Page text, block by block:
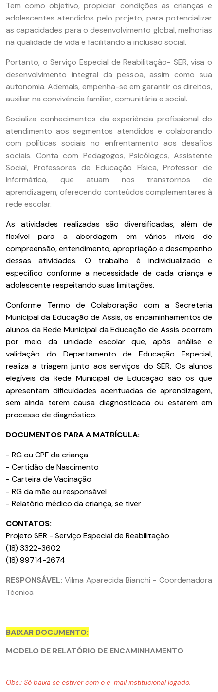
Tem como objetivo, propiciar condições as crianças e
adolescentes atendidos pelo projeto, para potencializar
as capacidades para o desenvolvimento global, melhorias
na qualidade de vida e facilitando a inclusão social.
Portanto, o Serviço Especial de Reabilitação- SER, visa o
desenvolvimento integral da pessoa, assim como sua
autonomia. Ademais, empenha-se em garantir os direitos,
auxiliar na convivência familiar, comunitária e social.
Socializa conhecimentos da experiência profissional do
atendimento aos segmentos atendidos e colaborando
com políticas sociais no enfrentamento aos desafios
sociais. Conta com Pedagogos, Psicólogos, Assistente
Social, Professores de Educação Física, Professor de
Informática, que atuam nos transtornos de
aprendizagem, oferecendo conteúdos complementares à
rede escolar.
As atividades realizadas são diversificadas, além de
flexível para a abordagem em vários níveis de
compreensão, entendimento, apropriação e desempenho
dessas atividades. O trabalho é individualizado e
específico conforme a necessidade de cada criança e
adolescente respeitando suas limitações.
Conforme Termo de Colaboração com a Secreteria
Municipal da Educação de Assis, os encaminhamentos de
alunos da Rede Municipal da Educação de Assis ocorrem
por meio da unidade escolar que, após análise e
validação do Departamento de Educação Especial,
realiza a triagem junto aos serviços do SER. Os alunos
elegíveis da Rede Municipal de Educação são os que
apresentam dificuldades acentuadas de aprendizagem,
sem ainda terem causa diagnosticada ou estarem em
processo de diagnóstico.
DOCUMENTOS PARA A MATRÍCULA:
- RG ou CPF da criança
- Certidão de Nascimento
- Carteira de Vacinação
- RG da mãe ou responsável
- Relatório médico da criança, se tiver
CONTATOS:
Projeto SER - Serviço Especial de Reabilitação
(18) 3322-3602
(18) 99714-2674
RESPONSÁVEL: Vilma Aparecida Bianchi - Coordenadora
Técnica
BAIXAR DOCUMENTO:
MODELO DE RELATÓRIO DE ENCAMINHAMENTO
Obs.: Só baixa se estiver com o e-mail institucional logado.